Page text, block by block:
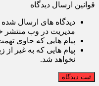
قوانین ارسال دیدگاه
دیدگاه های ارسال
مدیریت در وب منتشر
پیام هایی که حاوی
پیام هایی که به غیر
نخواهد شد.
ثبت دیدگاه